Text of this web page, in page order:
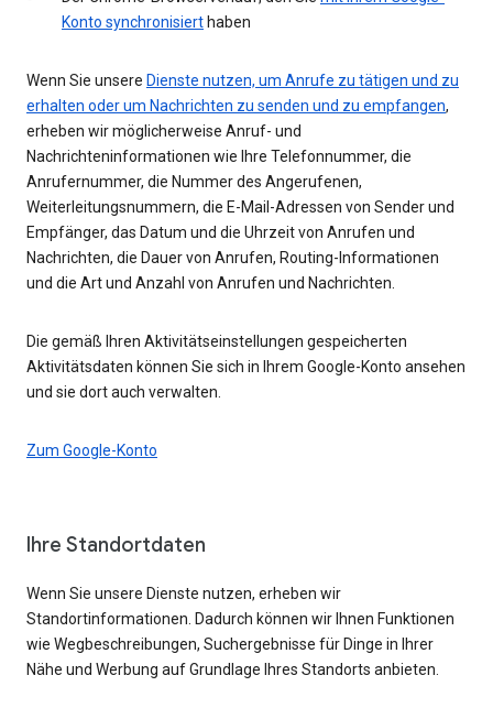
Konto synchronisiert haben
Wenn Sie unsere Dienste nutzen, um Anrufe zu tätigen und zu
erhalten oder um Nachrichten zu senden und zu empfangen,
erheben wir möglicherweise Anruf- und
Nachrichteninformationen wie Ihre Telefonnummer, die
Anrufernummer, die Nummer des Angerufenen,
Weiterleitungsnummern, die E-Mail-Adressen von Sender und
Empfänger, das Datum und die Uhrzeit von Anrufen und
Nachrichten, die Dauer von Anrufen, Routing-Informationen
und die Art und Anzahl von Anrufen und Nachrichten.
Die gemäß Ihren Aktivitätseinstellungen gespeicherten
Aktivitätsdaten können Sie sich in Ihrem Google-Konto ansehen
und sie dort auch verwalten.
Zum Google-Konto
Ihre Standortdaten
Wenn Sie unsere Dienste nutzen, erheben wir
Standortinformationen. Dadurch können wir Ihnen Funktionen
wie Wegbeschreibungen, Suchergebnisse für Dinge in Ihrer
Nähe und Werbung auf Grundlage Ihres Standorts anbieten.